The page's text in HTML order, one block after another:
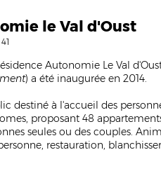
le Val d'Oust
Autonomie Le Val
) a été inaugurée en 2014.
destiné à l'accueil des
proposant 48
seules ou des couples.
restauration,